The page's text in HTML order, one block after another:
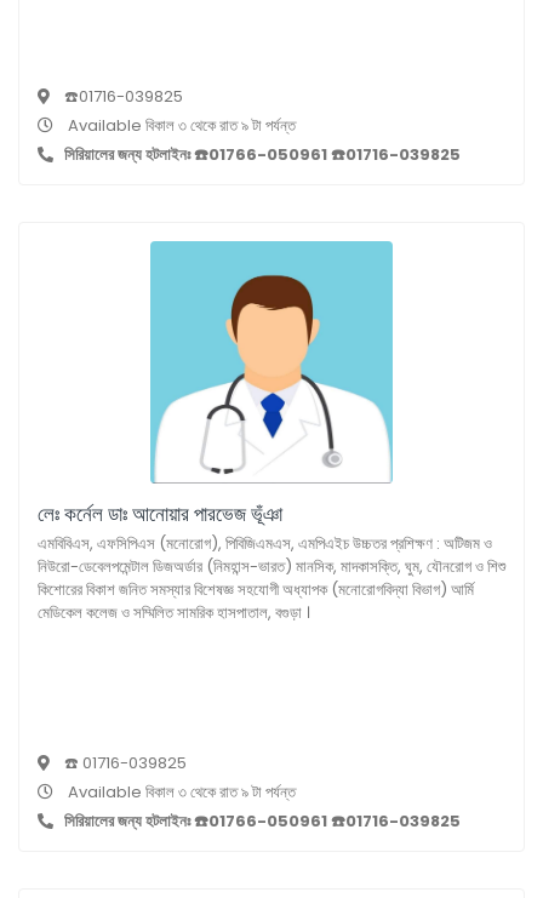
☎️01716-039825
Available বিকাল ৩ থেকে রাত ৯ টা পর্যন্ত
সিরিয়ালের জন্য হটলাইনঃ ☎️01766-050961 ☎️01716-039825
লেঃ কর্নেল ডাঃ আনোয়ার পারভেজ ভূঁঞা
এমবিবিএস, এফসিপিএস (মনোরোগ), পিবিজিএমএস, এমপিএইচ উচ্চতর প্রশিক্ষণ : অটিজম ও
নিউরো-ডেবেলপমেন্টাল ডিজঅর্ডার (নিমহান্স-ভারত) মানসিক, মাদকাসক্তি, ঘুম, যৌনরোগ ও শিশু
কিশোরের বিকাশ জনিত সমস্যার বিশেষজ্ঞ সহযোগী অধ্যাপক (মনোরোগবিদ্যা বিভাগ) আর্মি
মেডিকেল কলেজ ও সম্মিলিত সামরিক হাসপাতাল, বগুড়া ।
☎️ 01716-039825
Available বিকাল ৩ থেকে রাত ৯ টা পর্যন্ত
সিরিয়ালের জন্য হটলাইনঃ ☎️01766-050961 ☎️01716-039825